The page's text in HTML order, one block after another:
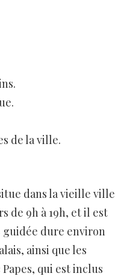
de la ville.
dans la vieille ville
de 9h à 19h, et il est
guidée dure environ
ainsi que les
qui est inclus